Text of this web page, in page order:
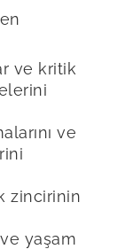
ve kritik
ve
zincirinin
yaşam